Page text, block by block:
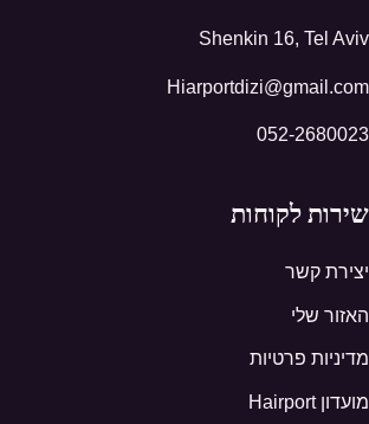
Shenkin 16, Tel Aviv
Hiarportdizi@gmail.com
052-2680023
שירות לקוחות
יצירת קשר
האזור שלי
מדיניות פרטיות
מועדון Hairport